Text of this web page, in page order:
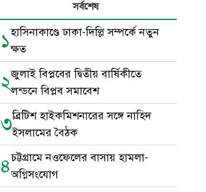
সর্বশেষ
১হাসিনাকাণ্ডে ঢাকা-দিল্লি সম্পর্কে নতুন
ক্ষত
২জুলাই বিপ্লবের দ্বিতীয় বার্ষিকীতে
লন্ডনে বিপ্লব সমাবেশ
৩ব্রিটিশ হাইকমিশনারের সঙ্গে নাহিদ
ইসলামের বৈঠক
৪চট্টগ্রামে নওফেলের বাসায় হামলা-
অগ্নিসংযোগ